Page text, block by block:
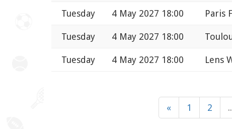
Tuesday 4 May 2027 18:00 Paris
Tuesday 4 May 2027 18:00
Tuesday 4 May 2027 18:00 Lens
« 1 2